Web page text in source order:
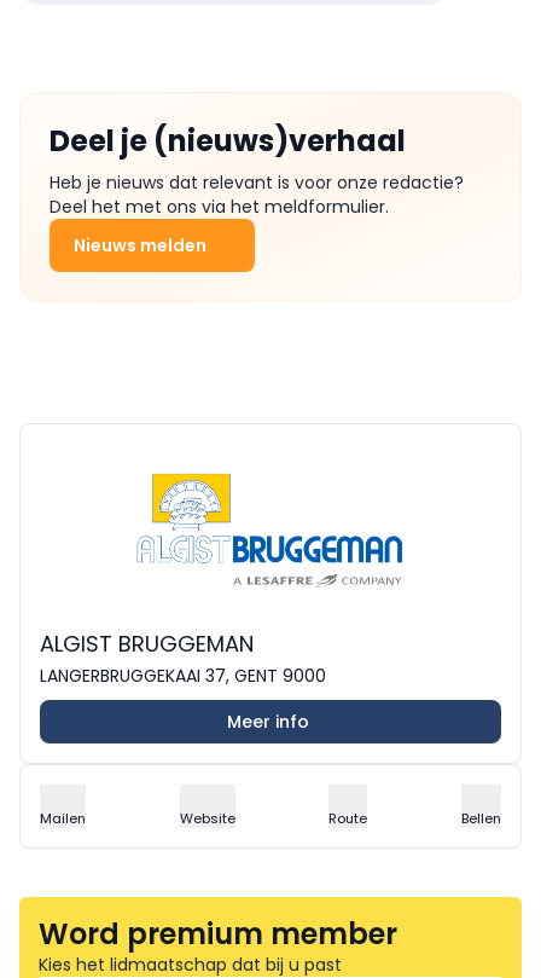
Deel je (nieuws)verhaal
Heb je nieuws dat relevant is voor onze redactie?
Deel het met ons via het meldformulier.
Nieuws melden
ALGIST BRUGGEMAN
LANGERBRUGGEKAAI 37, GENT 9000
Meer info
Mailen Website Route Bellen
Word premium member
Kies het lidmaatschap dat bij u past